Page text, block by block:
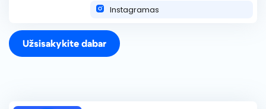
Nuo greito kasdienio plovimo iki išskirtinio „detailing“ –
+370 602 22000
Instagramas
Užsisakykite dabar